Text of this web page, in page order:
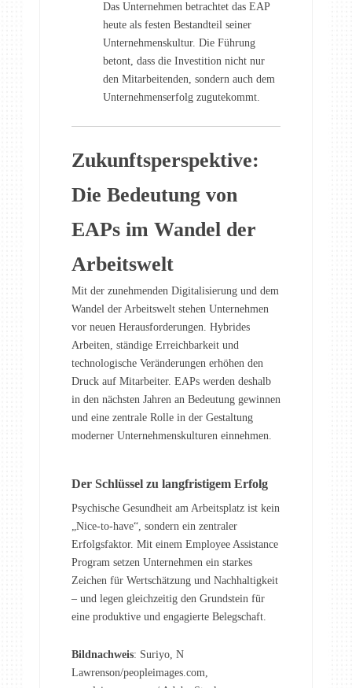
Das Unternehmen betrachtet das EAP
heute als festen Bestandteil seiner
Unternehmenskultur. Die Führung
betont, dass die Investition nicht nur
den Mitarbeitenden, sondern auch dem
Unternehmenserfolg zugutekommt.
Zukunftsperspektive:
Die Bedeutung von
EAPs im Wandel der
Arbeitswelt
Mit der zunehmenden Digitalisierung und dem
Wandel der Arbeitswelt stehen Unternehmen
vor neuen Herausforderungen. Hybrides
Arbeiten, ständige Erreichbarkeit und
technologische Veränderungen erhöhen den
Druck auf Mitarbeiter. EAPs werden deshalb
in den nächsten Jahren an Bedeutung gewinnen
und eine zentrale Rolle in der Gestaltung
moderner Unternehmenskulturen einnehmen.
Der Schlüssel zu langfristigem Erfolg
Psychische Gesundheit am Arbeitsplatz ist kein
„Nice-to-have“, sondern ein zentraler
Erfolgsfaktor. Mit einem Employee Assistance
Program setzen Unternehmen ein starkes
Zeichen für Wertschätzung und Nachhaltigkeit
– und legen gleichzeitig den Grundstein für
eine produktive und engagierte Belegschaft.
Bildnachweis: Suriyo, N
Lawrenson/peopleimages.com,